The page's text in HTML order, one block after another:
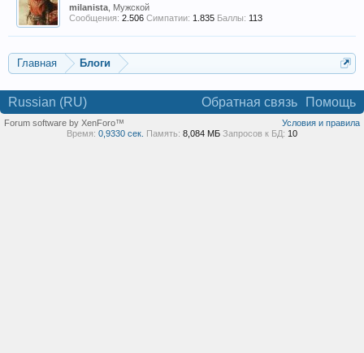
milanista , Мужской
Сообщения: 2.506 Симпатии: 1.835 Баллы: 113
Главная Блоги
Russian (RU) Обратная связь Помощь
Условия и правила
Forum software by XenForo™
Время: 0,9330 сек. Память: 8,084 МБ Запросов к БД: 10